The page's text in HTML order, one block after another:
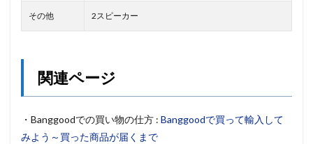
その他 2スピーカー
関連ページ
・Banggoodでの買い物の仕方 : Banggoodで買って輸入して
みよう～買った商品が届くまで